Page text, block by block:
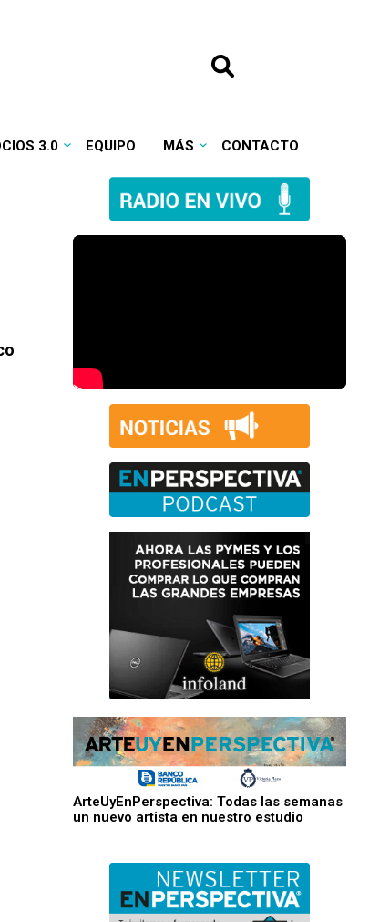
3.0 EQUIPO MÁS CONTACTO
ArteUyEnPerspectiva: Todas las semanas
un nuevo artista en nuestro estudio